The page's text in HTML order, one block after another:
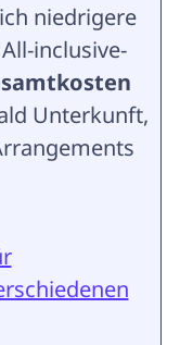
niedrigere
inclusive-
Unterkunft,